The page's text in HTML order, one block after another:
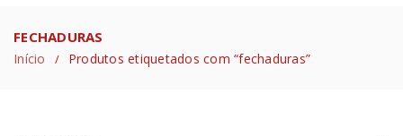
FECHADURAS
Início / Produtos etiquetados com “fechaduras”